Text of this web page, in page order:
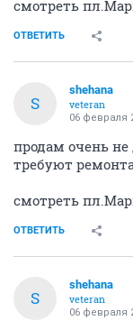
смотреть
ОТВЕТИТЬ
S
shehana
veteran
06 февраля
продам очень
требуют
смотреть
ОТВЕТИТЬ
S
shehana
veteran
06 февраля